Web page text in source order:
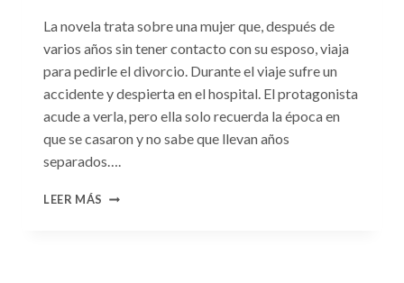
La novela trata sobre una mujer que, después de
varios años sin tener contacto con su esposo, viaja
para pedirle el divorcio. Durante el viaje sufre un
accidente y despierta en el hospital. El protagonista
acude a verla, pero ella solo recuerda la época en
que se casaron y no sabe que llevan años
separados….
LEER MÁS CONSULTA